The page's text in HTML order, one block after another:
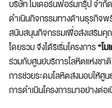
บริษัท โมเดอร์นฟอร์มกรุ๊ป จํากั
ดำเนินกิจกรรมทางด้านธุรกิจพ
สนับสนุนกิจกรรมเพื่อส่งเสริม
โดยรวม จึงได้ริเริ่มโครงการ“โ
ร่วมกับศูนย์บริการโลหิตแห่งชา
การช่วยระดมโลหิตส่งมอบให้ศู
การดำเนินโครงการมาอย่างต่อ